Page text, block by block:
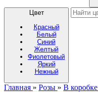
Цвет
Красный
Белый
Синий
Желтый
Фиолетовый
Яркий
Нежный
Главная » Розы » В коробке